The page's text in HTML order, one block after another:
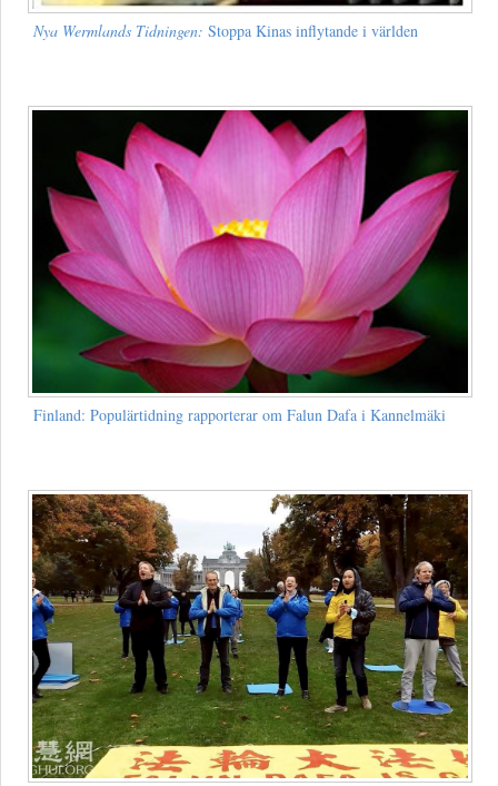
Nya Wermlands Tidningen: Stoppa Kinas inflytande i världen
Finland: Populärtidning rapporterar om Falun Dafa i Kannelmäki